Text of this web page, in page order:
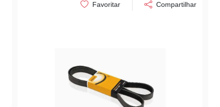
Favoritar Compartilhar